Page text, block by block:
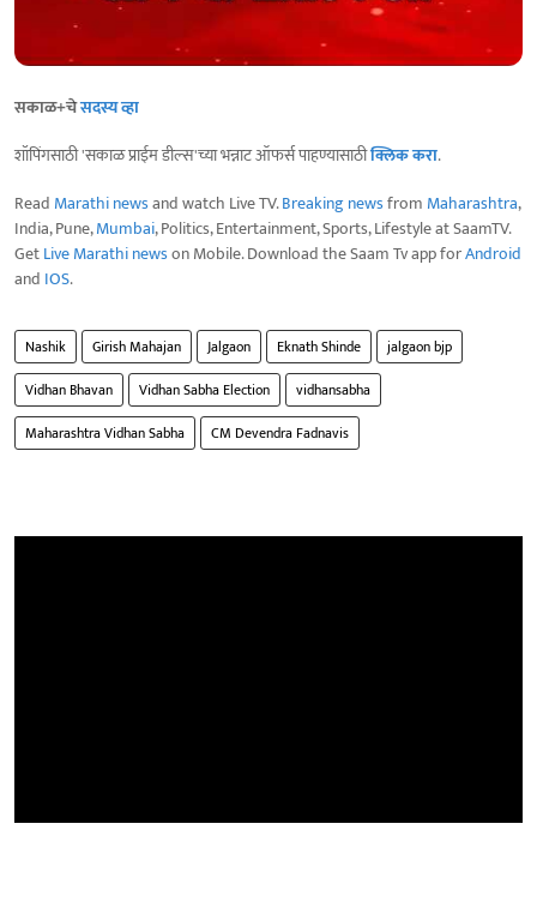
सकाळ+चेसदस्य व्हा
शॉपिंगसाठी 'सकाळ प्राईम डील्स'च्या भन्नाट ऑफर्स पाहण्यासाठीक्लिक करा.
Read Marathi newsand watch Live TV.Breaking newsfrom Maharashtra,
India, Pune,Mumbai, Politics, Entertainment, Sports, Lifestyle at SaamTV.
GetLive Marathi newson Mobile. Download the Saam Tv app forAndroid
and IOS.
Nashik Girish Mahajan Jalgaon Eknath Shinde
jalgaon bjp
Vidhan Bhavan
Vidhan Sabha Election
vidhansabha
Maharashtra Vidhan Sabha
CM Devendra Fadnavis